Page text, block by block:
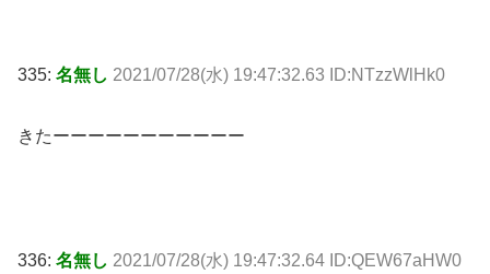
335: 名無し 2021/07/28(水) 19:47:32.63 ID:NTzzWlHk0
きたーーーーーーーーーーー
336: 名無し 2021/07/28(水) 19:47:32.64 ID:QEW67aHW0